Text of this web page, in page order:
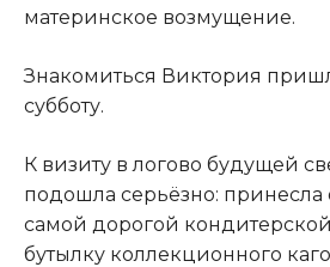
материнское возмущение.
Знакомиться Виктория
субботу.
К визиту в логово будущей
подошла серьёзно: принесла
самой дорогой
бутылку коллекционного